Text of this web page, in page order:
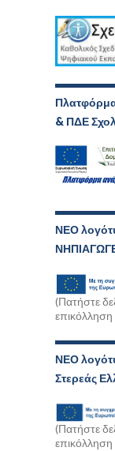
& ΠΔΕ
ΝΕΟ
(Πατήστε
επικόλληση
ΝΕΟ
Στερεάς
(Πατήστε
επικόλληση